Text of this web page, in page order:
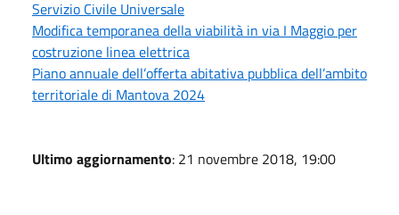
Servizio Civile Universale
Modifica temporanea della viabilità in via I Maggio per
costruzione linea elettrica
Piano annuale dell’offerta abitativa pubblica dell’ambito
territoriale di Mantova 2024
Ultimo aggiornamento: 21 novembre 2018, 19:00